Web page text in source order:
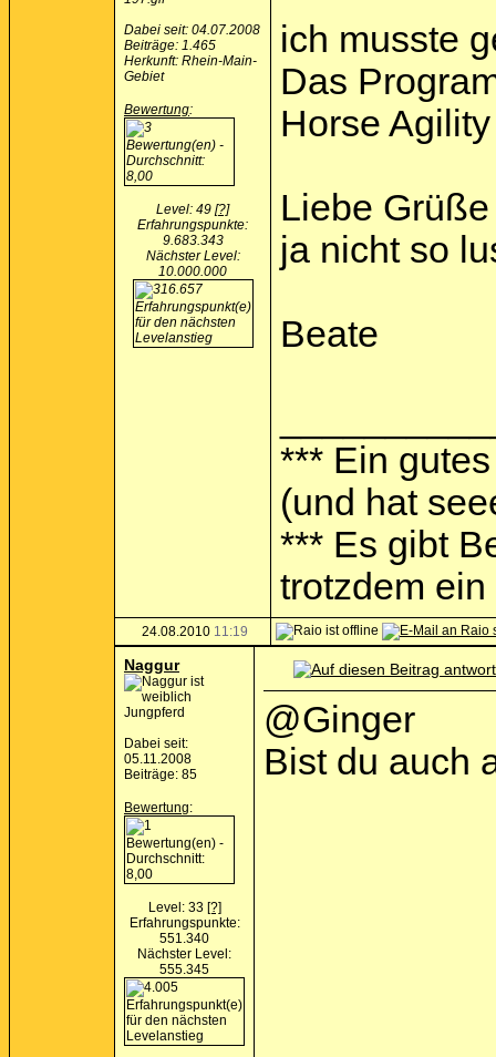
Dabei seit: 04.07.2008
Beiträge: 1.465
Herkunft: Rhein-Main-
Gebiet
Bewertung:
Level: 49 [?]
Erfahrungspunkte:
9.683.343
Nächster Level:
10.000.000
ich musste
Das
Horse
Liebe
ja nicht so
Beate
*** Ein
(und hat
*** Es gibt
trotzdem
24.08.2010 11:19
Naggur
Jungpferd
Dabei seit:
05.11.2008
Beiträge: 85
Bewertung:
Level: 33 [?]
Erfahrungspunkte:
551.340
Nächster Level:
555.345
@Ginger
Bist du auch